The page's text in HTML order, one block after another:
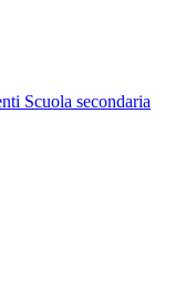
Scuola secondaria